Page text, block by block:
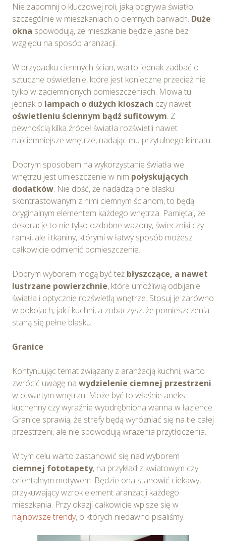
Nie zapomnij o kluczowej roli, jaką odgrywa światło,
szczególnie w mieszkaniach o ciemnych barwach. Duże
okna spowodują, że mieszkanie będzie jasne bez
względu na sposób aranżacji.
W przypadku ciemnych ścian, warto jednak zadbać o
sztuczne oświetlenie, które jest konieczne przecież nie
tylko w zaciemnionych pomieszczeniach. Mowa tu
jednak o lampach o dużych kloszach czy nawet
oświetleniu ściennym bądź sufitowym. Z
pewnością kilka źródeł światła rozświetli nawet
najciemniejsze wnętrze, nadając mu przytulnego klimatu.
Dobrym sposobem na wykorzystanie światła we
wnętrzu jest umieszczenie w nim połyskujących
dodatków. Nie dość, że nadadzą one blasku
skontrastowanym z nimi ciemnym ścianom, to będą
oryginalnym elementem każdego wnętrza. Pamiętaj, że
dekoracje to nie tylko ozdobne wazony, świeczniki czy
ramki, ale i tkaniny, którymi w łatwy sposób możesz
całkowicie odmienić pomieszczenie.
Dobrym wyborem mogą być też błyszczące, a nawet
lustrzane powierzchnie, które umożliwią odbijanie
światła i optycznie rozświetlą wnętrze. Stosuj je zarówno
w pokojach, jak i kuchni, a zobaczysz, że pomieszczenia
staną się pełne blasku.
Granice
Kontynuując temat związany z aranżacją kuchni, warto
zwrócić uwagę na wydzielenie ciemnej przestrzeni
w otwartym wnętrzu. Może być to właśnie aneks
kuchenny czy wyraźnie wyodrębniona wanna w łazience.
Granice sprawią, że strefy będą wyróżniać się na tle całej
przestrzeni, ale nie spowodują wrażenia przytłoczenia.
W tym celu warto zastanowić się nad wyborem
ciemnej fototapety, na przykład z kwiatowym czy
orientalnym motywem. Będzie ona stanowić ciekawy,
przykuwający wzrok element aranżacji każdego
mieszkania. Przy okazji całkowicie wpisze się w
najnowsze trendy, o których niedawno pisaliśmy.